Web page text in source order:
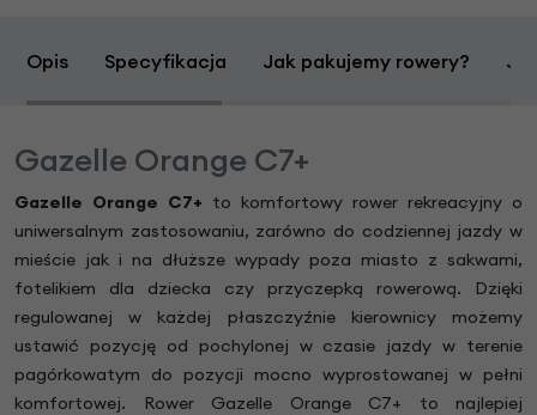
Opis Specyfikacja Jak pakujemy rowery?
Gazelle Orange C7+
Gazelle Orange C7+ to komfortowy rower rekreacyjny o
uniwersalnym zastosowaniu, zarówno do codziennej jazdy w
mieście jak i na dłuższe wypady poza miasto z sakwami,
fotelikiem dla dziecka czy przyczepką rowerową. Dzięki
regulowanej w każdej płaszczyźnie kierownicy możemy
ustawić pozycję od pochylonej w czasie jazdy w terenie
pagórkowatym do pozycji mocno wyprostowanej w pełni
komfortowej. Rower Gazelle Orange C7+ to najlepiej